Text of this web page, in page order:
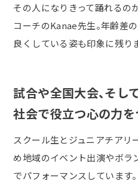
その人になりきって踊れるの
コーチのKanae先生。年齢差
良くしている姿も印象に残り
試合や全国大会、そし
社会で役立つ心の力を
スクール生とジュニアチアリ
め地域のイベント出演やボラ
でパフォーマンスしています。